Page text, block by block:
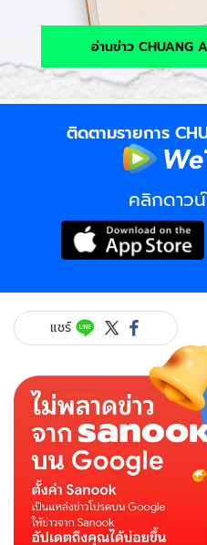
อ่านข่าว CHUANG
ติดตามรายการ
คลิกดาว
แชร์